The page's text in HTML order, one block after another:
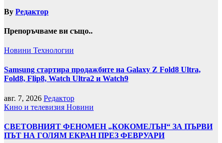
By Редактор
Препоръчваме ви също..
Новини Технологии
Samsung стартира продажбите на Galaxy Z Fold8 Ultra,
Fold8, Flip8, Watch Ultra2 и Watch9
авг. 7, 2026 Редактор
Кино и телевизия Новини
СВЕТОВНИЯТ ФЕНОМЕН „КОКОМЕЛЪН“ ЗА ПЪРВИ
ПЪТ НА ГОЛЯМ ЕКРАН ПРЕЗ ФЕВРУАРИ